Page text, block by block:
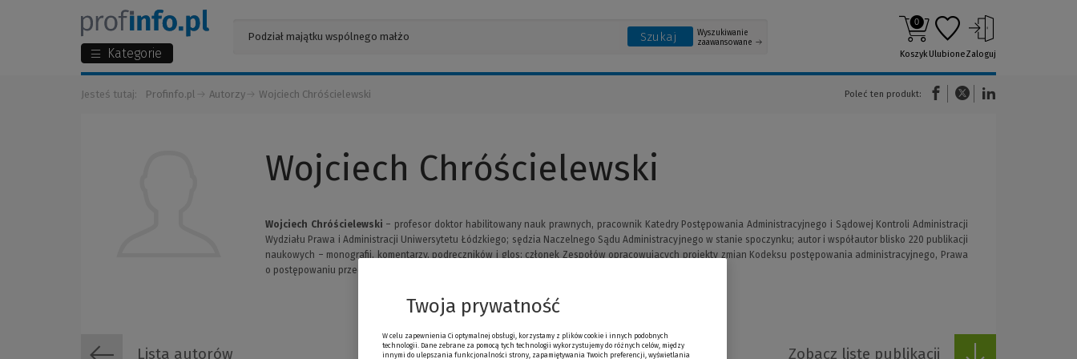
Kategorie
Szukaj
Wyszukiwanie
zaawansowane
0
KoszykUlubioneZaloguj
Jesteś tutaj: Profinfo.pl Autorzy Wojciech Chróścielewski Poleć ten produkt:
(Nowe okno)(Link do innej strony)
Wojciech Chróścielewski
Wojciech Chróścielewski – profesor doktor habilitowany nauk prawnych, pracownik Katedry Postępowania Administracyjnego i Sądowej Kontroli Administracji
Wydziału Prawa i Administracji Uniwersytetu Łódzkiego; sędzia Naczelnego Sądu Administracyjnego w stanie spoczynku; autor i współautor blisko 220 publikacji
naukowych – monografii, komentarzy, podręczników i glos; członek Zespołów opracowujących projekty zmian Kodeksu postępowania administracyjnego, Prawa
o postępowaniu przed sądami administracyjnymi, czy ustawy – Przepisy ogólne prawa administracyjnego
Lista autorów Zobacz listę publikacji
Twoja prywatność
W celu zapewnienia Ci optymalnej obsługi, korzystamy z plików cookie i innych podobnych
technologii. Dane zebrane za pomocą tych technologii wykorzystujemy do różnych celów, między
innymi do ulepszania funkcjonalności strony, zapamiętywania Twoich preferencji, wyświetlania